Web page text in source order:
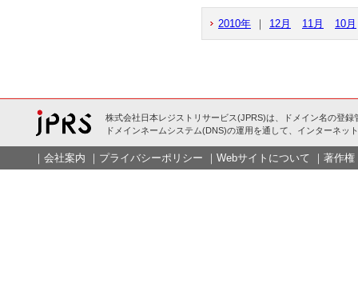
2010年 ｜ 12月 11月 10月
株式会社日本レジストリサービス(JPRS)は、ドメイン名の登録
ドメインネームシステム(DNS)の運用を通して、インターネッ
｜ 会社案内 ｜ プライバシーポリシー ｜ Webサイトについて ｜ 著作権